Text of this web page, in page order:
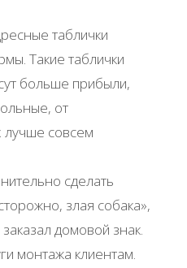
таблички
Такие таблички
больше прибыли,
от
лучше совсем
сделать
злая собака»,
домовой знак.
монтажа клиентам.